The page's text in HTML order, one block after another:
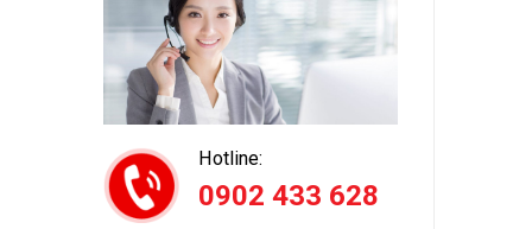
Hotline:
0902 433 628